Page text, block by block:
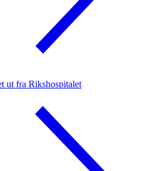
ut fra Rikshospitalet